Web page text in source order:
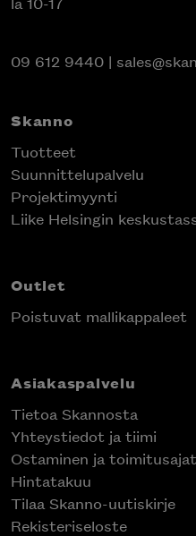
09 612 9440 |
Skanno
Tuotteet
Suunnittelupalvelu
Projektimyynti
Liike Helsingin
Outlet
Poistuvat mallikappaleet
Asiakaspalvelu
Tietoa Skannosta
Yhteystiedot ja tiimi
Ostaminen ja toimitusajat
Hintatakuu
Tilaa Skanno-uutiskirje
Rekisteriseloste